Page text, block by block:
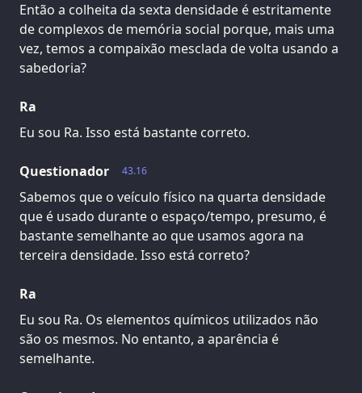
Então a colheita da sexta densidade é estritamente
de complexos de memória social porque, mais uma
vez, temos a compaixão mesclada de volta usando a
sabedoria?
Ra
Eu sou Ra. Isso está bastante correto.
43.16
Questionador
Sabemos que o veículo físico na quarta densidade
que é usado durante o espaço/tempo, presumo, é
bastante semelhante ao que usamos agora na
terceira densidade. Isso está correto?
Ra
Eu sou Ra. Os elementos químicos utilizados não
são os mesmos. No entanto, a aparência é
semelhante.